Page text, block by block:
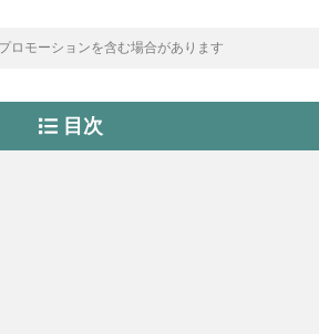
ロモーションを含む場合があります
目次